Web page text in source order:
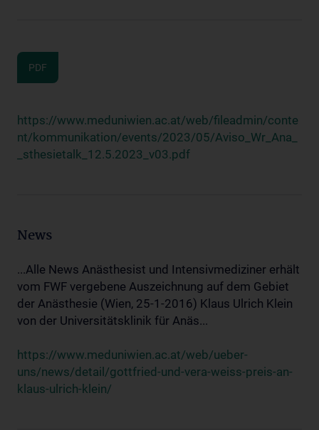
PDF
https://www.meduniwien.ac.at/web/fileadmin/conte
nt/kommunikation/events/2023/05/Aviso_Wr_Ana_
_sthesietalk_12.5.2023_v03.pdf
News
...Alle News Anästhesist und Intensivmediziner erhält
vom FWF vergebene Auszeichnung auf dem Gebiet
der Anästhesie (Wien, 25-1-2016) Klaus Ulrich Klein
von der Universitätsklinik für Anäs...
https://www.meduniwien.ac.at/web/ueber-
uns/news/detail/gottfried-und-vera-weiss-preis-an-
klaus-ulrich-klein/